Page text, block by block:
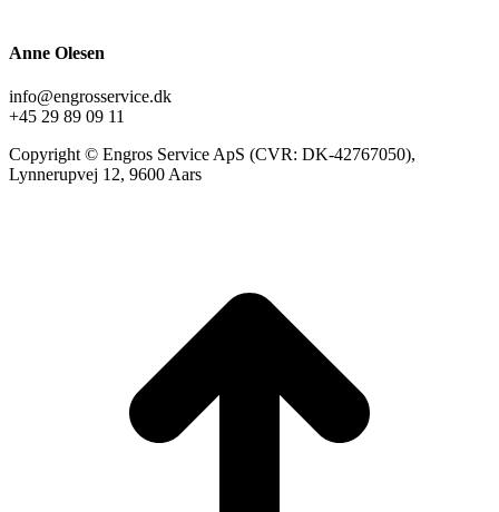
Anne Olesen
info@engrosservice.dk
+45 29 89 09 11
Copyright © Engros Service ApS (CVR: DK-42767050),
Lynnerupvej 12, 9600 Aars